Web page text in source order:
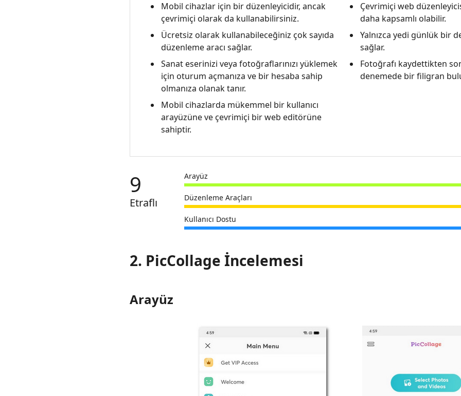
Mobil cihazlar için bir düzenleyicidir, ancak
çevrimiçi olarak da kullanabilirsiniz.
Ücretsiz olarak kullanabileceğiniz çok sayıda
düzenleme aracı sağlar.
Sanat eserinizi veya fotoğraflarınızı yüklemek
için oturum açmanıza ve bir hesaba sahip
olmanıza olanak tanır.
Mobil cihazlarda mükemmel bir kullanıcı
arayüzüne ve çevrimiçi bir web editörüne
sahiptir.
Çevrimiçi web
daha kapsamlı olabilir.
Yalnızca yedi günlük bir
sağlar.
Fotoğrafı kaydettikten
denemede bir filigran
9
Etraflı
Arayüz
Düzenleme Araçları
Kullanıcı Dostu
2. PicCollage İncelemesi
Arayüz